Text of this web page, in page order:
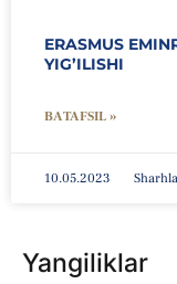
ERASMUS
YIG’ILISHI
BATAFSIL »
10.05.2023
Yangiliklar